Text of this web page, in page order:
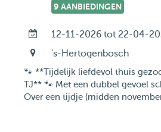
9 AANBIEDINGEN
12-11-2026 tot 22-04-
's-Hertogenbosch
🐾 **Tijdelijk liefdevol thuis
TJ** 🐾 Met een dubbel gevoel
Over een tijdje (midden